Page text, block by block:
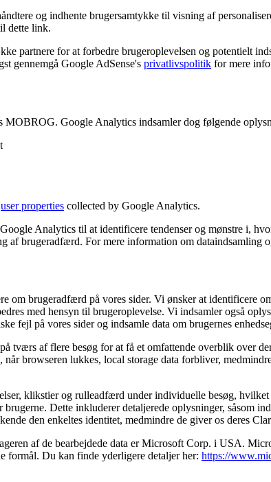
og indhente brugersamtykke til visning af
dette link.
partnere for at forbedre brugeroplevelsen og potentielt
gennemgå Google AdSense's privatlivspolitik for mere
Google Analytics indsamler dog følgende
user properties collected by Google Analytics.
Analytics til at identificere tendenser og mønstre i,
af brugeradfærd. For mere information om dataindsamling
brugeradfærd på vores sider. Vi ønsker at identificere
med hensyn til brugeroplevelse. Vi indsamler også
fejl på vores sider og indsamle data om brugernes
tværs af flere besøg for at få et omfattende overblik over
når browseren lukkes, local storage data forbliver,
klikstier og rulleadfærd under individuelle besøg,
Dette inkluderer detaljerede oplysninger, såsom
den enkeltes identitet, medmindre de giver os deres
af de bearbejdede data er Microsoft Corp. i USA.
formål. Du kan finde yderligere detaljer her: https://